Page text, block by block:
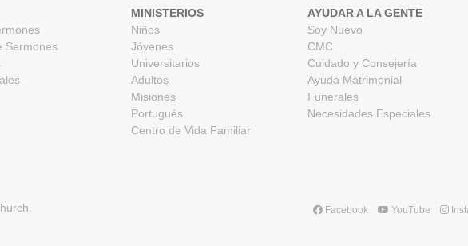
Sermones
MINISTERIOS
Niños
Jóvenes
Universitarios
Adultos
Misiones
Portugués
Centro de Vida Familiar
AYUDAR A LA GENTE
Soy Nuevo
CMC
Cuidado y Consejería
Ayuda Matrimonial
Funerales
Necesidades Especiales
Facebook YouTube